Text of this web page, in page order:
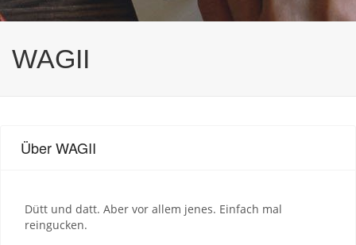
WAGII
Über WAGII
Dütt und datt. Aber vor allem jenes. Einfach mal
reingucken.